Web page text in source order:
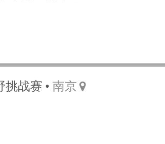
挑战赛 南京